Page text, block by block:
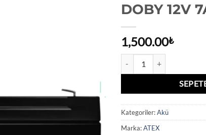
DOBY 12V
1,500.00₺
Kategoriler:Akü
Marka:ATEX